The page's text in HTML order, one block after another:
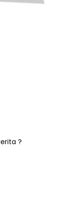
?